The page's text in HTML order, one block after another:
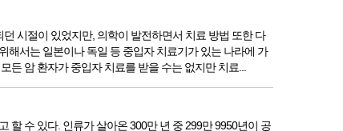
시절이 있었지만, 의학이 발전하면서 치료 방법 또한 다
해서는 일본이나 독일 등 중입자 치료기가 있는 나라에 가
암 환자가 중입자 치료를 받을 수는 없지만 치료...
할 수 있다. 인류가 살아온 300만 년 중 299만 9950년이 공